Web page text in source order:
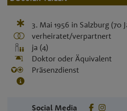
3. Mai 1956 in Salzburg (70
verheiratet/verpartnert
ja (4)
Doktor oder Äquivalent
Präsenzdienst
Social Media